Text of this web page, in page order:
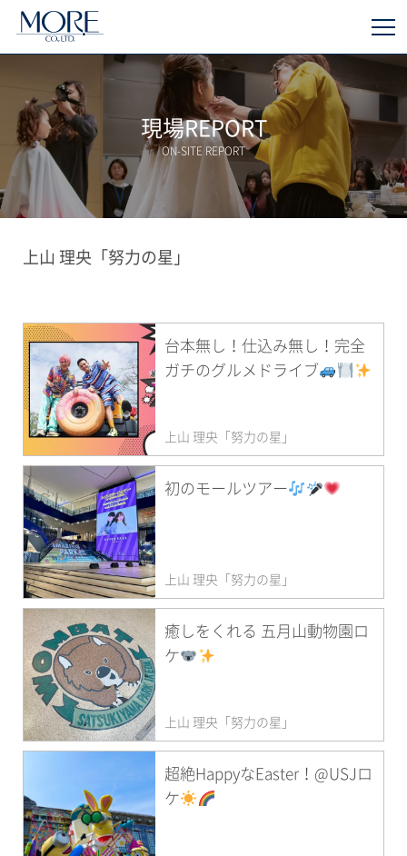
現場REPORT
ON-SITE REPORT
上山 理央「努力の星」
台本無し！仕込み無し！完全
ガチのグルメドライブ
上山 理央「努力の星」
初のモールツアー
上山 理央「努力の星」
癒しをくれる 五月山動物園ロ
ケ
上山 理央「努力の星」
超絶HappyなEaster！@USJロ
ケ